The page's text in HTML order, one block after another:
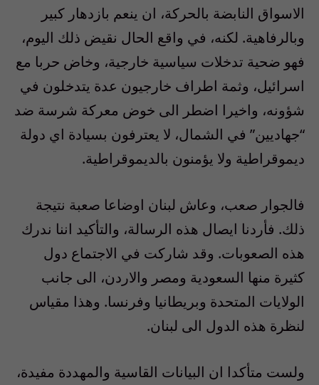
الاسواق النابضة بالحركة، ان ينعم بازدهار كبير
وبالرفاهية. لكنه، في واقع الحال نقيض ذلك اليوم،
فهو ضحية تدخلات سياسية خارجية، وخاض حربا مع
اسرائيل، وثمة اطراف خارجيون عدة يتدخلون في
شؤونه، واخيرا اضطر الى خوض معركة شرسة ضد
“جهاديين” في الشمال، لا يعترفون بسيادة اي دولة
ديموقراطية ولا يؤمنون بالديموقراطية.
فالجوار صعب، وعاش لبنان اوضاعا صعبة نتيجة
ذلك. فأردنا ايصال هذه الرسالة، والتأكيد اننا ندرك
هذه الصعوبات. وقد شاركت في الاجتماع دول
كثيرة منها السعودية ومصر والاردن، الى جانب
الولايات المتحدة وبريطانيا وفرنسا. وهذا مقياس
لنظرة هذه الدول الى لبنان.
ولست متأكدا ان البيانات القاسية والمهددة مفيدة،